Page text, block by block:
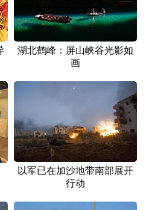
湖北鹤峰：屏山峡谷光影如
画
以军已在加沙地带南部展开
行动